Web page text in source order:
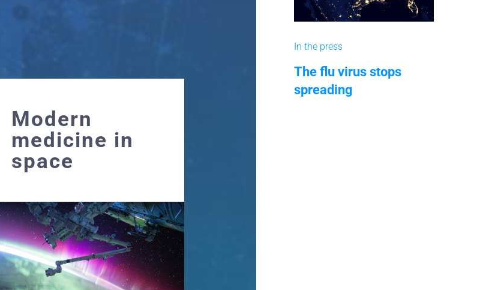
Modern
medicine in
space
In the press
The flu virus stops
spreading